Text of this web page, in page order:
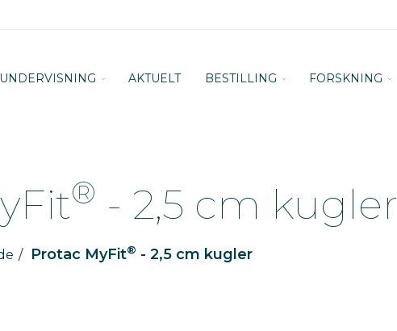
UNDERVISNING AKTUELT BESTILLING FORSKNING
® - 2,5 cm kugler
Protac MyFit® - 2,5 cm kugler